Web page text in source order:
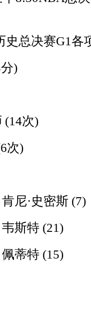
史总决赛G1
)
(14次)
次)
尼·史密斯 (7)
斯特 (21)
蒂特 (15)